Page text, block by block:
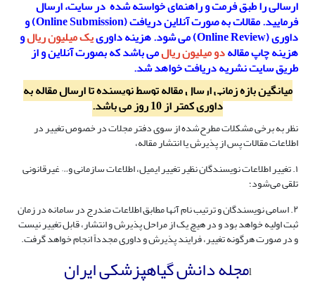
ارسالی را طبق فرمت و راهنمای خواسته شده در سایت، ارسال
فرمایید. مقالات به صورت آنلاین دریافت (Online Submission) و
داوری (Online Review) می شود. هزینه داوری یک میلیون ریالو
هزینه چاپ مقالهدو میلیون ریالمی باشد که بصورت آنلاین و از
طریق سایت نشریه دریافت خواهد شد.
میانگین بازه زمانی ارسال مقاله توسط نویسنده تا ارسال مقاله به
داوری کمتر از 10 روز می باشد.
نظر به برخی مشکلات مطرح‌شده از سوی دفتر مجلات در خصوص تغییر در
اطلاعات مقالات پس از پذیرش یا انتشار مقاله،
۱‌‌. تغییر اطلاعات نویسندگان نظیر تغییر ایمیل، اطلاعات سازمانی و… غیرقانونی
تلقی می‌شود؛
۲. اسامی نویسندگان و ترتیب نام آنها مطابق اطلاعات مندرج در سامانه در زمان
ثبت اولیه خواهد بود و در هیچ یک از مراحل پذیرش و انتشار، قابل تغییر نیست
و در صورت هرگونه تغییر، فرایند پذیرش و داوری مجدداً انجام خواهد گرفت.
lمجله دانش گیاهپزشکی ایران